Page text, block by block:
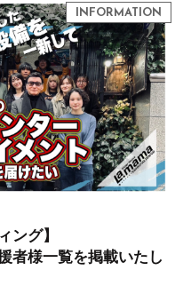
ング】
者様一覧を掲載いたし